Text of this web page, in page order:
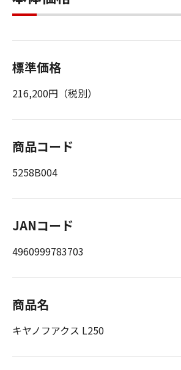
標準価格
216,200円（税別）
商品コード
5258B004
JANコード
4960999783703
商品名
キヤノフアクス L250